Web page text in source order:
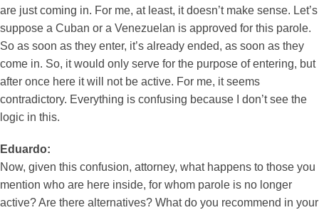
are just coming in. For me, at least, it doesn’t make sense. Let’s
suppose a Cuban or a Venezuelan is approved for this parole.
So as soon as they enter, it’s already ended, as soon as they
come in. So, it would only serve for the purpose of entering, but
after once here it will not be active. For me, it seems
contradictory. Everything is confusing because I don’t see the
logic in this.
Eduardo:
Now, given this confusion, attorney, what happens to those you
mention who are here inside, for whom parole is no longer
active? Are there alternatives? What do you recommend in your